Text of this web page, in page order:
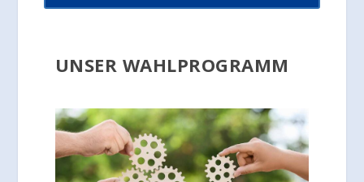
UNSER WAHLPROGRAMM